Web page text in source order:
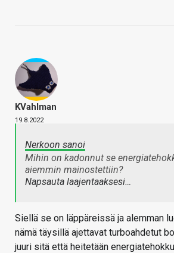
KVahlman
19.8.2022
Nerkoon sanoi
Mihin on kadonnut se
aiemmin mainostettiin?
Napsauta laajentaaksesi…
Siellä se on läppäreissä ja alemman
nämä täysillä ajettavat turboahdetut
juuri sitä että heitetään